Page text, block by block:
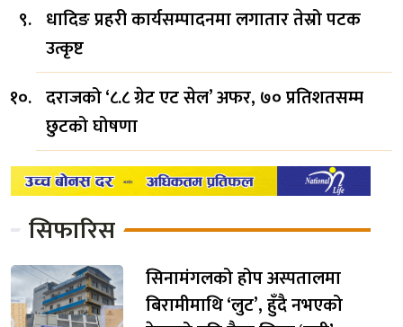
धादिङ प्रहरी कार्यसम्पादनमा लगातार तेस्रो पटक
उत्कृष्ट
दराजको ‘८.८ ग्रेट एट सेल’ अफर, ७० प्रतिशतसम्म
छुटको घोषणा
सिफारिस
सिनामंगलको होप अस्पतालमा
बिरामीमाथि ‘लुट’, हुँदै नभएको